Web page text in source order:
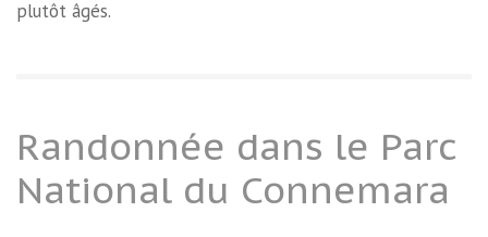
plutôt âgés.
Randonnée dans le Parc
National du Connemara